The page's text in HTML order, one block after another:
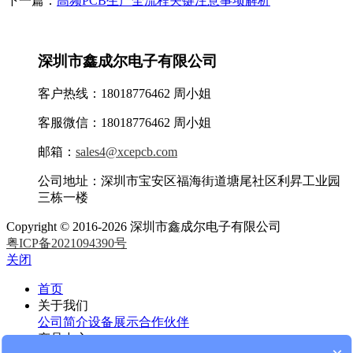
深圳市鑫成尔电子有限公司
客户热线：18018776462 周小姐
客服微信：18018776462 周小姐
邮箱： sales4@xcepcb.com
公司地址：深圳市宝安区福海街道塘尾社区利昇工业园
三栋一楼
Copyright © 2016-2026 深圳市鑫成尔电子有限公司
粤ICP备2021094390号
关闭
首页
关于我们
公司简介设备展示合作伙伴
产品中心